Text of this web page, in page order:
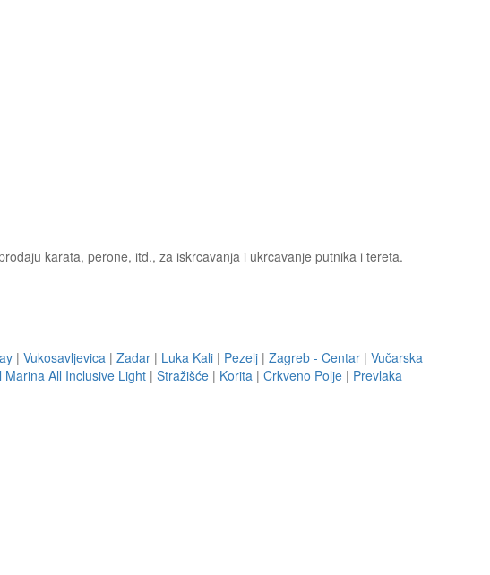
karata, perone, itd., za iskrcavanja i ukrcavanje putnika i tereta.
| Vukosavljevica | Zadar | Luka Kali | Pezelj | Zagreb - Centar | Vučarska
All Inclusive Light | Stražišće | Korita | Crkveno Polje | Prevlaka